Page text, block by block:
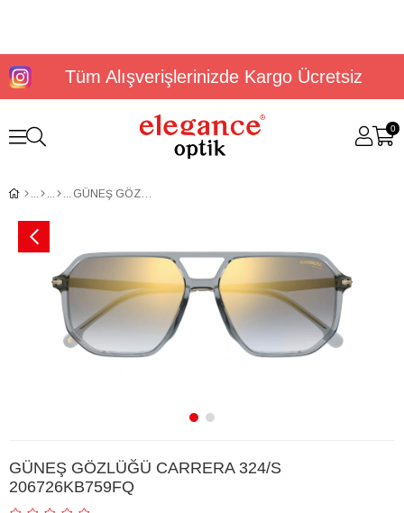
Tüm Alışverişlerinizde Kargo Ücretsiz
0
GÜNEŞ GÖZLÜĞÜ CARRERA 324/S 206726KB759FQ
GÜNEŞ GÖZLÜĞÜ CARRERA 324/S
206726KB759FQ